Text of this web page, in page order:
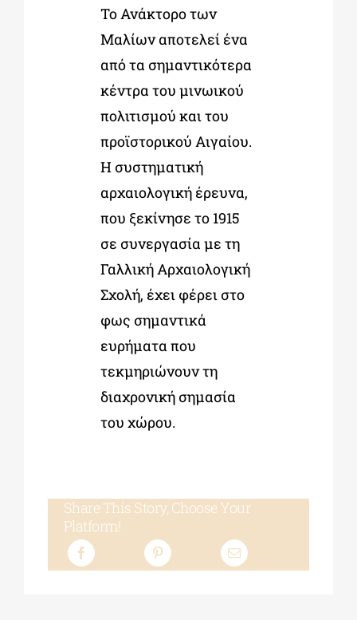
Το Ανάκτορο των
Μαλίων αποτελεί ένα
από τα σημαντικότερα
κέντρα του μινωικού
πολιτισμού και του
προϊστορικού Αιγαίου.
Η συστηματική
αρχαιολογική έρευνα,
που ξεκίνησε το 1915
σε συνεργασία με τη
Γαλλική Αρχαιολογική
Σχολή, έχει φέρει στο
φως σημαντικά
ευρήματα που
τεκμηριώνουν τη
διαχρονική σημασία
του χώρου.
Share This Story, Choose Your
Platform!